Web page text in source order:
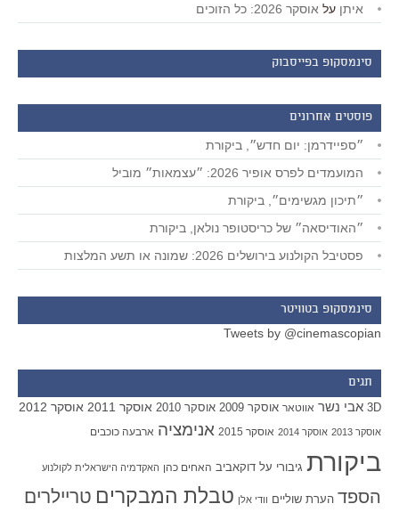
איתן על אוסקר 2026: כל הזוכים
סינמסקופ בפייסבוק
פוסטים אחרונים
״ספיידרמן: יום חדש״, ביקורת
המועמדים לפרס אופיר 2026: ״עצמאות״ מוביל
״תיכון מגשימים״, ביקורת
״האודיסאה״ של כריסטופר נולאן, ביקורת
פסטיבל הקולנוע בירושלים 2026: שמונה או תשע המלצות
סינמסקופ בטוויטר
Tweets by @cinemascopian
תגים
3D אבי נשר אווטאר אוסקר 2009 אוסקר 2010 אוסקר 2011 אוסקר 2012
אוסקר 2013 אוסקר 2014 אוסקר 2015 אנימציה ארבעה כוכבים
ביקורת גיבורי על דוקאביב האחים כהן האקדמיה הישראלית לקולנוע
הספד הערת שוליים וודי אלן טבלת המבקרים טריילרים